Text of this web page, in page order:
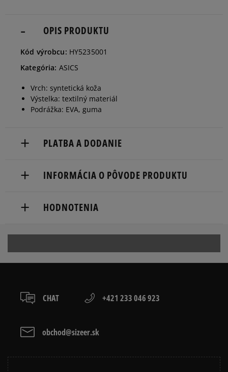
OPIS PRODUKTU
Kód výrobcu: HY5235001
Kategória: ASICS
Vrch: syntetická koža
Výstelka: textilný materiál
Podrážka: EVA, guma
PLATBA A DODANIE
Dostupné spôsoby doručenia:
slovenská pošta - na adresu,
osobné prevzatie v predajni.
kartou,
INFORMÁCIA O PÔVODE PRODUKTU
Taurusavenue 165
HODNOTENIA
CHAT +421 233 046 923
obchod@sizeer.sk